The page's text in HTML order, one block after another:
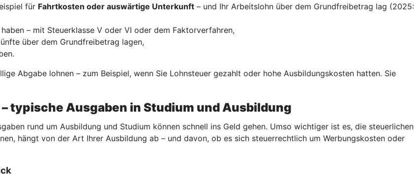
für Fahrtkosten oder auswärtige Unterkunft – und Ihr Arbeitslohn über dem Grundfreibetrag lag (2025:
haben – mit Steuerklasse V oder VI oder dem Faktorverfahren,
über dem Grundfreibetrag lagen,
Abgabe lohnen – zum Beispiel, wenn Sie Lohnsteuer gezahlt oder hohe Ausbildungskosten hatten. Sie
typische Ausgaben in Studium und Ausbildung
rund um Ausbildung und Studium können schnell ins Geld gehen. Umso wichtiger ist es, die steuerlichen
hängt von der Art Ihrer Ausbildung ab – und davon, ob es sich steuerrechtlich um Werbungskosten oder